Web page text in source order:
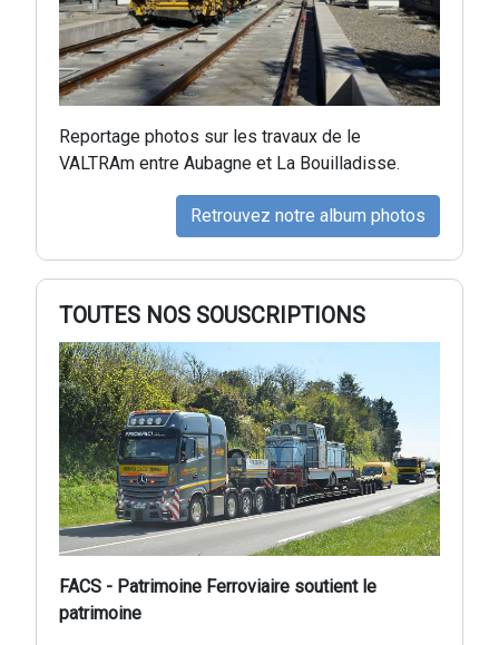
Reportage photos sur les travaux de le
VALTRAm entre Aubagne et La Bouilladisse.
Retrouvez notre album photos
TOUTES NOS SOUSCRIPTIONS
FACS - Patrimoine Ferroviaire soutient le
patrimoine